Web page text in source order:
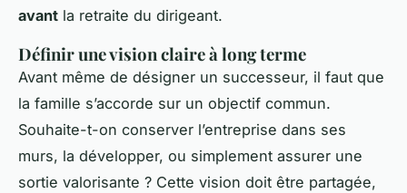
avant la retraite du dirigeant.
Définir une vision claire à long terme
Avant même de désigner un successeur, il faut que
la famille s’accorde sur un objectif commun.
Souhaite-t-on conserver l’entreprise dans ses
murs, la développer, ou simplement assurer une
sortie valorisante ? Cette vision doit être partagée,